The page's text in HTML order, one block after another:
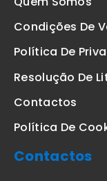
Condições De
Política De
Resolução De
Contactos
Política De
Contactos